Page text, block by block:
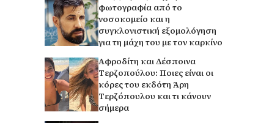
φωτογραφία από το
νοσοκομείο και η
συγκλονιστική εξομολόγηση
για τη μάχη του με τον καρκίνο
Αφροδίτη και Δέσποινα
Τερζοπούλου: Ποιες είναι οι
κόρες του εκδότη Άρη
Τερζόπουλου και τι κάνουν
σήμερα